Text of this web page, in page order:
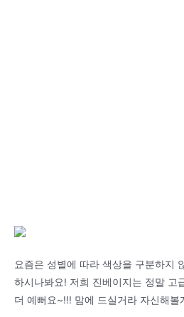
요즘은 성별에 따라 색상을 구분하지
하시나봐요! 저희 진베이지는 정말 고
더 예뻐요~!!! 맘에 드실거라 자신해볼